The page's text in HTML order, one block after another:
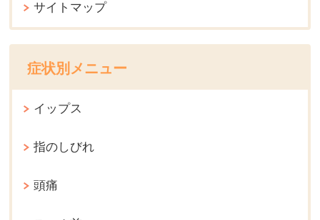
サイトマップ
症状別メニュー
イップス
指のしびれ
頭痛